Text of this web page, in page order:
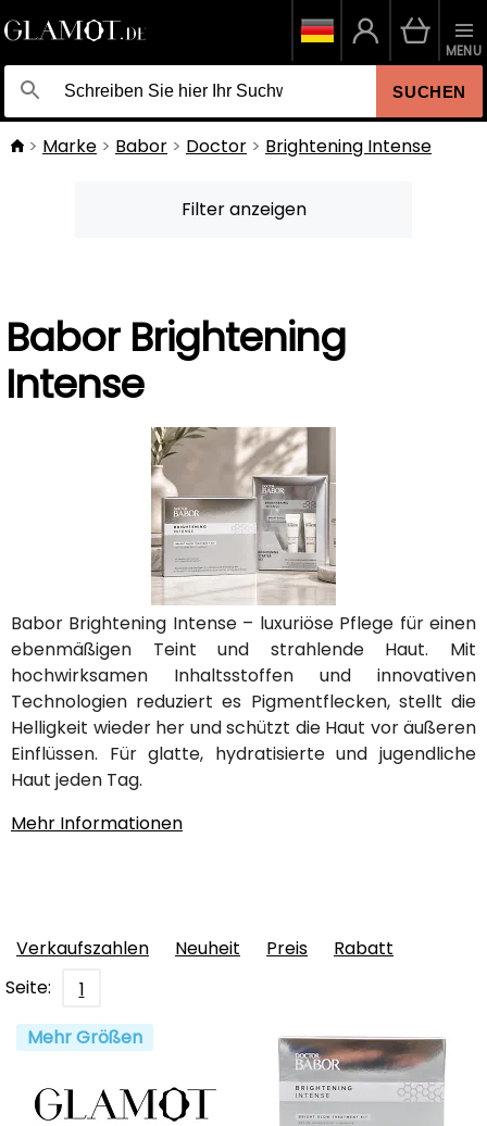
SUCHEN
MENU
Marke Babor Doctor Brightening Intense
Filter anzeigen
Babor Brightening
Intense
Babor Brightening Intense – luxuriöse Pflege für einen
ebenmäßigen Teint und strahlende Haut. Mit
hochwirksamen Inhaltsstoffen und innovativen
Technologien reduziert es Pigmentflecken, stellt die
Helligkeit wieder her und schützt die Haut vor äußeren
Einflüssen. Für glatte, hydratisierte und jugendliche
Haut jeden Tag.
Mehr Informationen
Verkaufszahlen Neuheit Preis
Rabatt
Seite:
1
Mehr Größen